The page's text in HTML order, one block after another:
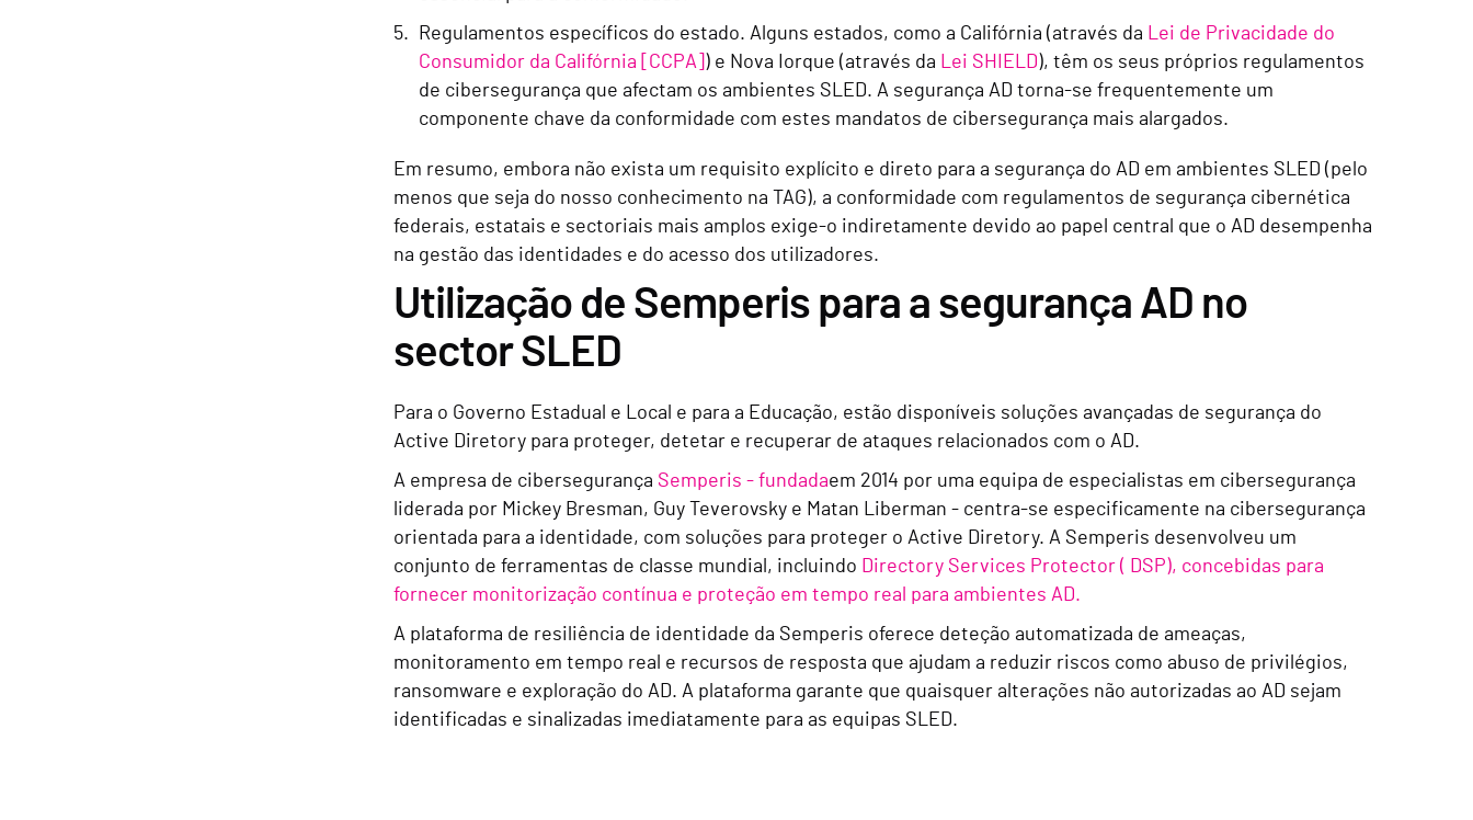
Regulamentos específicos do estado. Alguns estados, como a Califórnia (através da Lei de Privacidade do
Consumidor da Califórnia [CCPA] ) e Nova Iorque (através da Lei SHIELD), têm os seus próprios regulamentos
de cibersegurança que afectam os ambientes SLED. A segurança AD torna-se frequentemente um
componente chave da conformidade com estes mandatos de cibersegurança mais alargados.
Em resumo, embora não exista um requisito explícito e direto para a segurança do AD em ambientes SLED (pelo
menos que seja do nosso conhecimento na TAG), a conformidade com regulamentos de segurança cibernética
federais, estatais e sectoriais mais amplos exige-o indiretamente devido ao papel central que o AD desempenha
na gestão das identidades e do acesso dos utilizadores.
Utilização de Semperis para a segurança AD no
sector SLED
Para o Governo Estadual e Local e para a Educação, estão disponíveis soluções avançadas de segurança do
Active Diretory para proteger, detetar e recuperar de ataques relacionados com o AD.
A empresa de cibersegurança Semperis - fundadaem 2014 por uma equipa de especialistas em cibersegurança
liderada por Mickey Bresman, Guy Teverovsky e Matan Liberman - centra-se especificamente na cibersegurança
orientada para a identidade, com soluções para proteger o Active Diretory. A Semperis desenvolveu um
conjunto de ferramentas de classe mundial, incluindo Directory Services Protector ( DSP), concebidas para
fornecer monitorização contínua e proteção em tempo real para ambientes AD.
A plataforma de resiliência de identidade da Semperis oferece deteção automatizada de ameaças,
monitoramento em tempo real e recursos de resposta que ajudam a reduzir riscos como abuso de privilégios,
ransomware e exploração do AD. A plataforma garante que quaisquer alterações não autorizadas ao AD sejam
identificadas e sinalizadas imediatamente para as equipas SLED.